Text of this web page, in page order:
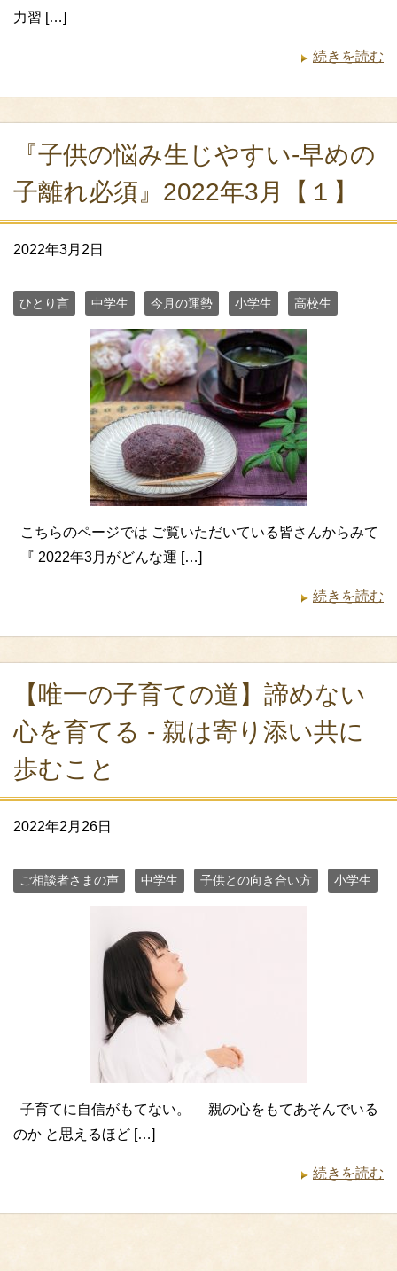
力習 […]
続きを読む
『子供の悩み生じやすい‐早めの
子離れ必須』2022年3月【１】
2022年3月2日
ひとり言 中学生 今月の運勢 小学生 高校生
こちらのページでは ご覧いただいている皆さんからみて
『 2022年3月がどんな運 […]
続きを読む
【唯一の子育ての道】諦めない
心を育てる ‐ 親は寄り添い共に
歩むこと
2022年2月26日
ご相談者さまの声 中学生 子供との向き合い方 小学生
子育てに自信がもてない。 親の心をもてあそんでいる
のか と思えるほど […]
続きを読む